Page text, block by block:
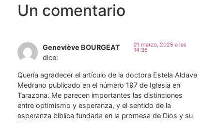
Un comentario
Geneviève BOURGEAT
dice:
21 marzo, 2025 a las
14:36
Quería agradecer el artículo de la doctora Estela Aldave
Medrano publicado en el número 197 de Iglesia en
Tarazona. Me parecen importantes las distinciones
entre optimismo y esperanza, y el sentido de la
esperanza bíblica fundada en la promesa de Dios y su